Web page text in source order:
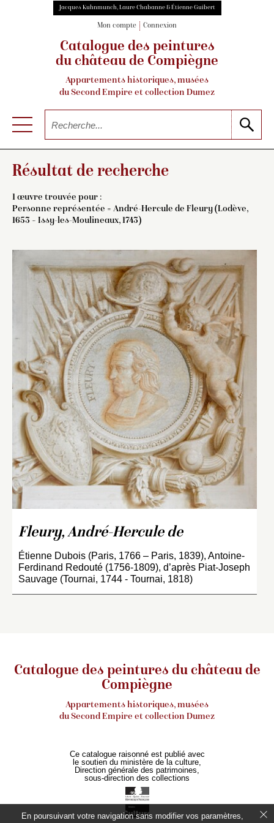
Jacques Kuhnmunch, Laure Chabanne & Étienne Guibert
Mon compte Connexion
Catalogue des peintures
du château de Compiègne
Appartements historiques, musées
du Second Empire et collection Dumez
Résultat de recherche
1 œuvre trouvée pour :
Personne représentée = André-Hercule de Fleury (Lodève,
1653 – Issy-les-Moulineaux, 1743)
Fleury, André-Hercule de
Étienne Dubois (Paris, 1766 – Paris, 1839), Antoine-
Ferdinand Redouté (1756-1809), d’après Piat-Joseph
Sauvage (Tournai, 1744 - Tournai, 1818)
Catalogue des peintures du château de
Compiègne
Appartements historiques, musées
du Second Empire et collection Dumez
Ce catalogue raisonné est publié avec
le soutien du ministère de la culture,
Direction générale des patrimoines,
sous-direction des collections
En poursuivant votre navigation sans modifier vos paramètres,